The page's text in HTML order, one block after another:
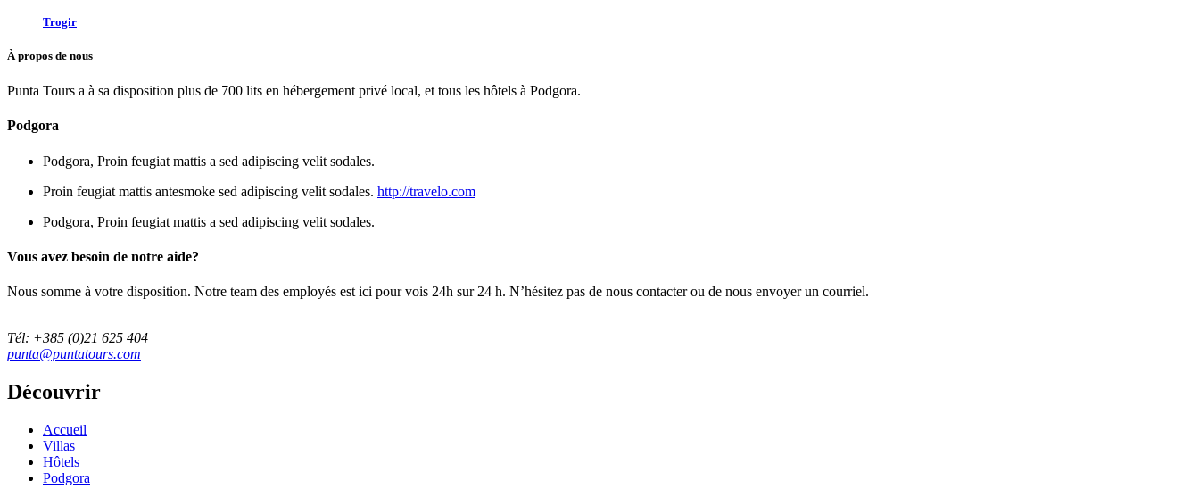
Trogir
À propos de nous
Punta Tours a à sa disposition plus de 700 lits en hébergement privé local, et tous les hôtels à Podgora.
Podgora
Podgora, Proin feugiat mattis a sed adipiscing velit sodales.
Proin feugiat mattis antesmoke sed adipiscing velit sodales. http://travelo.com
Podgora, Proin feugiat mattis a sed adipiscing velit sodales.
Vous avez besoin de notre aide?
Nous somme à votre disposition. Notre team des employés est ici pour vois 24h sur 24 h. N’hésitez pas de nous contacter ou de nous envoyer un courriel.
Tél: +385 (0)21 625 404
punta@puntatours.com
Découvrir
Accueil
Villas
Hôtels
Podgora